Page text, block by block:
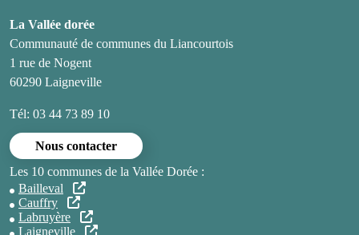
La Vallée dorée
Communauté de communes du Liancourtois
1 rue de Nogent
60290 Laigneville
Tél: 03 44 73 89 10
Nous contacter
Les 10 communes de la Vallée Dorée :
Bailleval
Cauffry
Labruyère
Laigneville